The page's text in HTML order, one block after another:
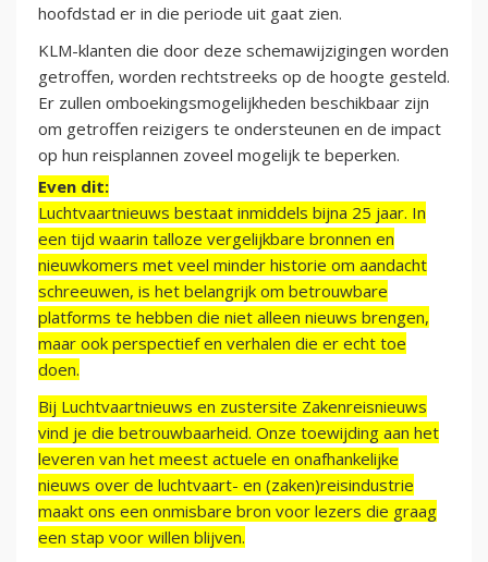
hoofdstad er in die periode uit gaat zien.
KLM-klanten die door deze schemawijzigingen worden
getroffen, worden rechtstreeks op de hoogte gesteld.
Er zullen omboekingsmogelijkheden beschikbaar zijn
om getroffen reizigers te ondersteunen en de impact
op hun reisplannen zoveel mogelijk te beperken.
Even dit:
Luchtvaartnieuws bestaat inmiddels bijna 25 jaar. In
een tijd waarin talloze vergelijkbare bronnen en
nieuwkomers met veel minder historie om aandacht
schreeuwen, is het belangrijk om betrouwbare
platforms te hebben die niet alleen nieuws brengen,
maar ook perspectief en verhalen die er echt toe
doen.
Bij Luchtvaartnieuws en zustersite Zakenreisnieuws
vind je die betrouwbaarheid. Onze toewijding aan het
leveren van het meest actuele en onafhankelijke
nieuws over de luchtvaart- en (zaken)reisindustrie
maakt ons een onmisbare bron voor lezers die graag
een stap voor willen blijven.